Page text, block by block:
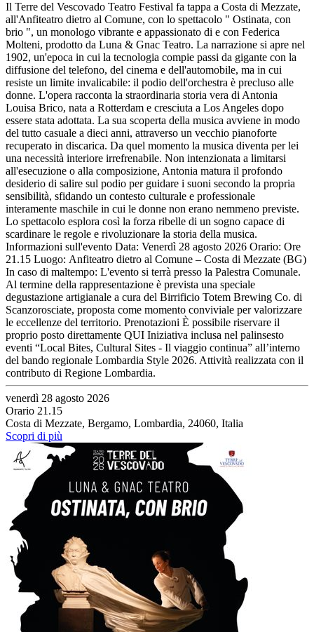
Il Terre del Vescovado Teatro Festival fa tappa a Costa di Mezzate,
all'Anfiteatro dietro al Comune, con lo spettacolo " Ostinata, con
brio ", un monologo vibrante e appassionato di e con Federica
Molteni, prodotto da Luna & Gnac Teatro. La narrazione si apre nel
1902, un'epoca in cui la tecnologia compie passi da gigante con la
diffusione del telefono, del cinema e dell'automobile, ma in cui
resiste un limite invalicabile: il podio dell'orchestra è precluso alle
donne. L'opera racconta la straordinaria storia vera di Antonia
Louisa Brico, nata a Rotterdam e cresciuta a Los Angeles dopo
essere stata adottata. La sua scoperta della musica avviene in modo
del tutto casuale a dieci anni, attraverso un vecchio pianoforte
recuperato in discarica. Da quel momento la musica diventa per lei
una necessità interiore irrefrenabile. Non intenzionata a limitarsi
all'esecuzione o alla composizione, Antonia matura il profondo
desiderio di salire sul podio per guidare i suoni secondo la propria
sensibilità, sfidando un contesto culturale e professionale
interamente maschile in cui le donne non erano nemmeno previste.
Lo spettacolo esplora così la forza ribelle di un sogno capace di
scardinare le regole e rivoluzionare la storia della musica.
Informazioni sull'evento Data: Venerdì 28 agosto 2026 Orario: Ore
21.15 Luogo: Anfiteatro dietro al Comune – Costa di Mezzate (BG)
In caso di maltempo: L'evento si terrà presso la Palestra Comunale.
Al termine della rappresentazione è prevista una speciale
degustazione artigianale a cura del Birrificio Totem Brewing Co. di
Scanzorosciate, proposta come momento conviviale per valorizzare
le eccellenze del territorio. Prenotazioni È possibile riservare il
proprio posto direttamente QUI Iniziativa inclusa nel palinsesto
eventi “Local Bites, Cultural Sites - Il viaggio continua” all’interno
del bando regionale Lombardia Style 2026. Attività realizzata con il
contributo di Regione Lombardia.
venerdì 28 agosto 2026
Orario 21.15
Costa di Mezzate, Bergamo, Lombardia, 24060, Italia
Scopri di più